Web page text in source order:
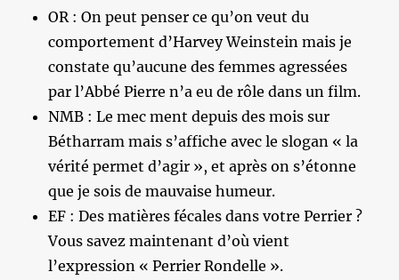
OR : On peut penser ce qu’on veut du
comportement d’Harvey Weinstein mais je
constate qu’aucune des femmes agressées
par l’Abbé Pierre n’a eu de rôle dans un film.
NMB : Le mec ment depuis des mois sur
Bétharram mais s’affiche avec le slogan « la
vérité permet d’agir », et après on s’étonne
que je sois de mauvaise humeur.
EF : Des matières fécales dans votre Perrier ?
Vous savez maintenant d’où vient
l’expression « Perrier Rondelle ».